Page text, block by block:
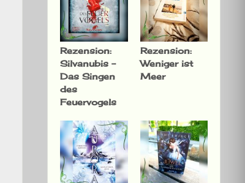
Rezension:
Silvanubis –
Das Singen
des
Feuervogels
Rezension:
Weniger ist
Meer